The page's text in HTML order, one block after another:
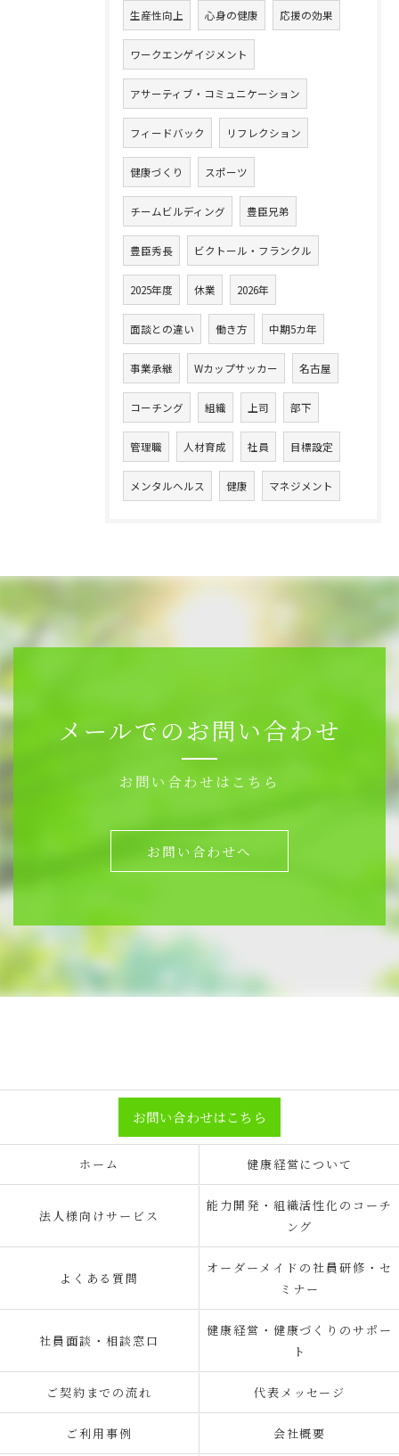
生産性向上 心身の健康 応援の効果
ワークエンゲイジメント
アサーティブ・コミュニケーション
フィードバック リフレクション
健康づくり スポーツ
チームビルディング 豊臣兄弟
豊臣秀長 ビクトール・フランクル
2025年度 休業 2026年
面談との違い 働き方 中期5カ年
事業承継 Wカップサッカー 名古屋
コーチング 組織 上司 部下
管理職 人材育成 社員 目標設定
メンタルヘルス 健康 マネジメント
お問い合わせはこちら
メールでのお問い合わせ
お問い合わせへ
お問い合わせはこちら
ホーム 健康経営について
法人様向けサービス
能力開発・組織活性化のコーチ
ング
よくある質問
オーダーメイドの社員研修・セ
ミナー
社員面談・相談窓口
健康経営・健康づくりのサポー
ト
ご契約までの流れ 代表メッセージ
ご利用事例 会社概要